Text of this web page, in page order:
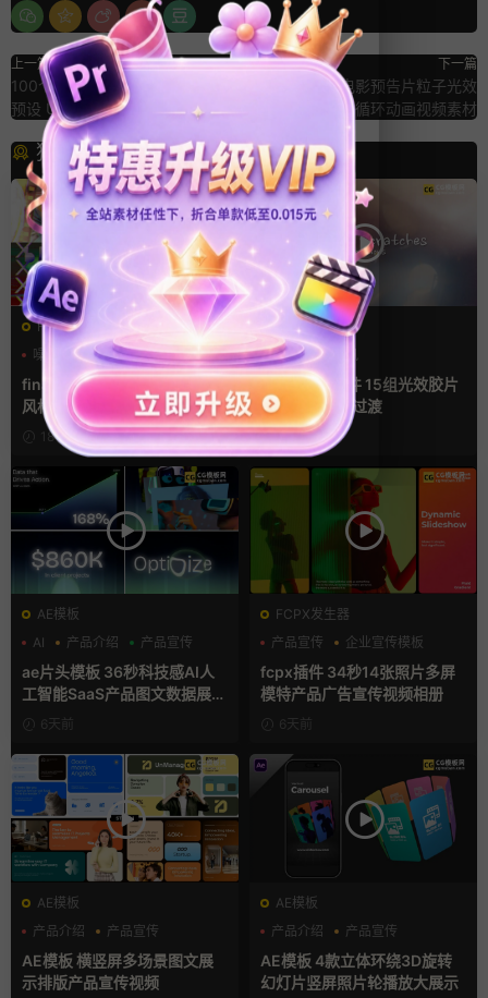
上一篇
100个都市电影城市建筑风格调色
预设 Urban Color Grades LUTs
下一篇
11个宏伟大气电影预告片粒子光效
抽象背景循环动画视频素材
猜你喜欢
FCPX转场
噪点
复古风 快剪模板
finalcutpro插件 9组胶片电影
风格快剪转场FCPX插件
18小时前
FCPX转场
光效
复古风
支持Intel+M芯片
FCPX转场插件 15组光效胶片
划痕复古视频过渡
4天前
AE模板
AI
产品介绍 产品宣传
ae片头模板 36秒科技感AI人
工智能SaaS产品图文数据展示
宣传视频AE模板
6天前
FCPX发生器
产品宣传
企业宣传模板
分屏模板
fcpx插件 34秒14张照片多屏
模特产品广告宣传视频相册
6天前
AE模板
产品介绍
产品宣传
产品展示
AE模板 横竖屏多场景图文展
示排版产品宣传视频
AE模板
产品介绍
产品宣传
产品展示
AE模板 4款立体环绕3D旋转
幻灯片竖屏照片轮播放大展示